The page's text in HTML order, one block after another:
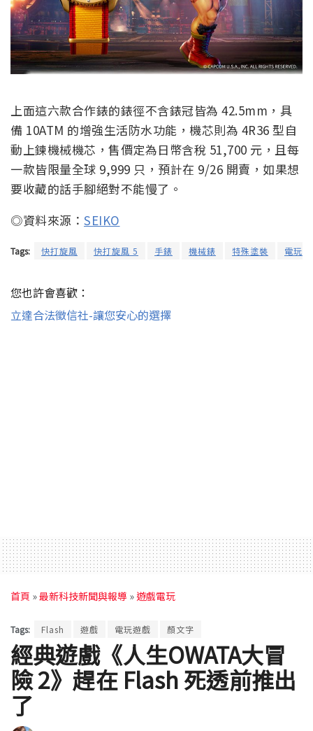
上面這六款合作錶的錶徑不含錶冠皆為 42.5mm，具
備 10ATM 的增強生活防水功能，機芯則為 4R36 型自
動上鍊機械機芯，售價定為日幣含稅 51,700 元，且每
一款皆限量全球 9,999 只，預計在 9/26 開賣，如果想
要收藏的話手腳絕對不能慢了。
◎資料來源： SEIKO
Tags: 快打旋風 快打旋風 5 手錶 機械錶 特殊塗裝 電玩
您也許會喜歡：
立達合法徵信社-讓您安心的選擇
首頁 »最新科技新聞與報導 »遊戲電玩
Tags: Flash 遊戲 電玩遊戲 顏文字
經典遊戲《人生OWATA大冒
險 2》趕在 Flash 死透前推出
了